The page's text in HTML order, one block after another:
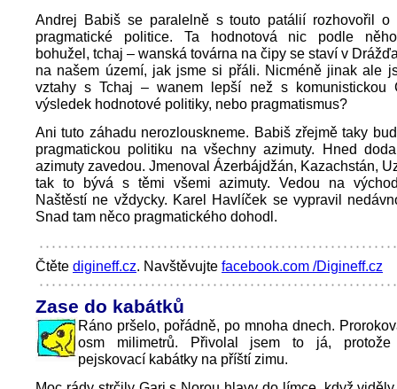
Andrej Babiš se paralelně s touto patálií rozhovořil o
pragmatické politice. Ta hodnotová nic podle
bohužel, tchaj – wanská továrna na čipy se staví v
na našem území, jak jsme si přáli. Nicméně jinak ale
vztahy s Tchaj – wanem lepší než s komunistickou
výsledek hodnotové politiky, nebo pragmatismus?
Ani tuto záhadu nerozlouskneme. Babiš zřejmě taky
pragmatickou politiku na všechny azimuty. Hned
azimuty zavedou. Jmenoval Ázerbájdžán, Kazachstán,
tak to bývá s těmi všemi azimuty. Vedou na
Naštěstí ne vždycky. Karel Havlíček se vypravil
Snad tam něco pragmatického dohodl.
Čtěte digineff.cz. Navštěvujte facebook.com /Digineff.cz
Zase do kabátků
Ráno pršelo, pořádně, po mnoha dnech.
osm milimetrů. Přivolal jsem to já,
pejskovací kabátky na příští zimu.